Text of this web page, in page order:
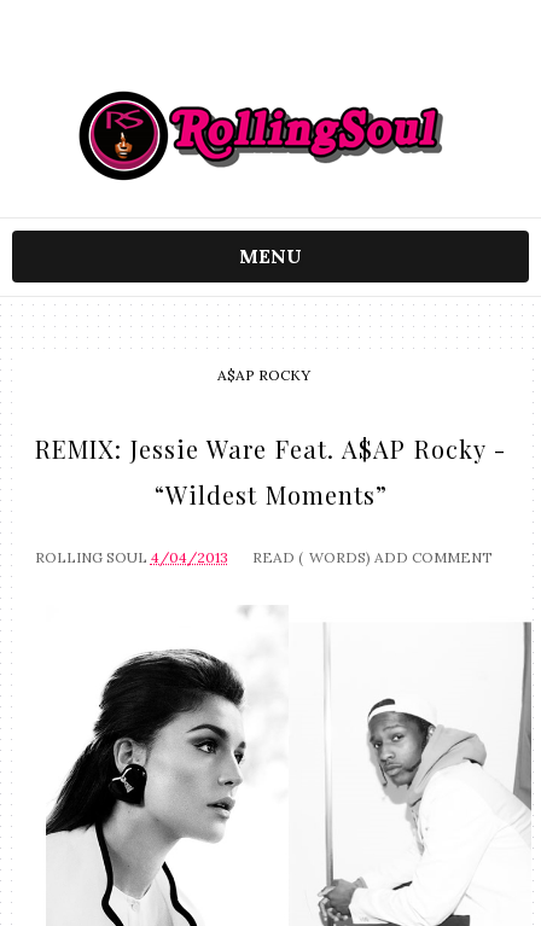
MENU
A$AP ROCKY
REMIX: Jessie Ware Feat. A$AP Rocky -
“Wildest Moments”
ROLLING SOUL 4/04/2013 READ ( WORDS) ADD COMMENT